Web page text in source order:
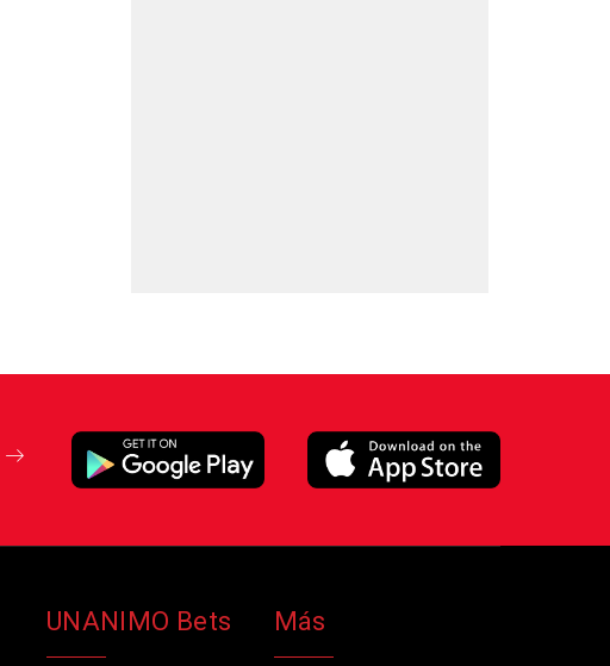
UNANIMO Bets Más